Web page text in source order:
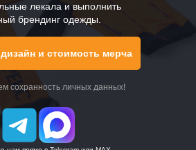
лекала и выполнить
брендинг одежды.
сохранность личных данных!
и стоимость мерча